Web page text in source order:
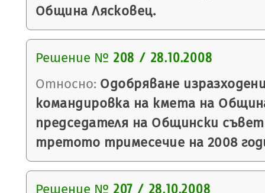
Община Лясковец.
Решение № 208 / 28.10.2008
Относно: Одобряване
командировка на кмета на
председателя на Общински съвет
третото тримесечие на 2008
Решение № 207 / 28.10.2008